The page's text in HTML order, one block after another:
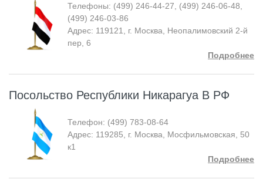
Телефоны: (499) 246-44-27, (499) 246-06-48,
(499) 246-03-86
Адрес: 119121, г. Москва, Неопалимовский 2-й
пер, 6
Подробнее
Посольство Республики Никарагуа В РФ
Телефон: (499) 783-08-64
Адрес: 119285, г. Москва, Мосфильмовская, 50
к1
Подробнее